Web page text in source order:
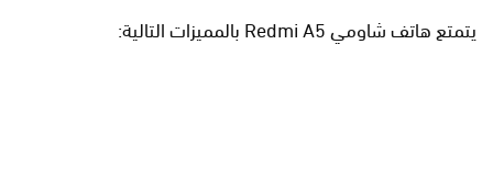
يتمتع هاتف شاومي Redmi A5 بالمميزات التالية: